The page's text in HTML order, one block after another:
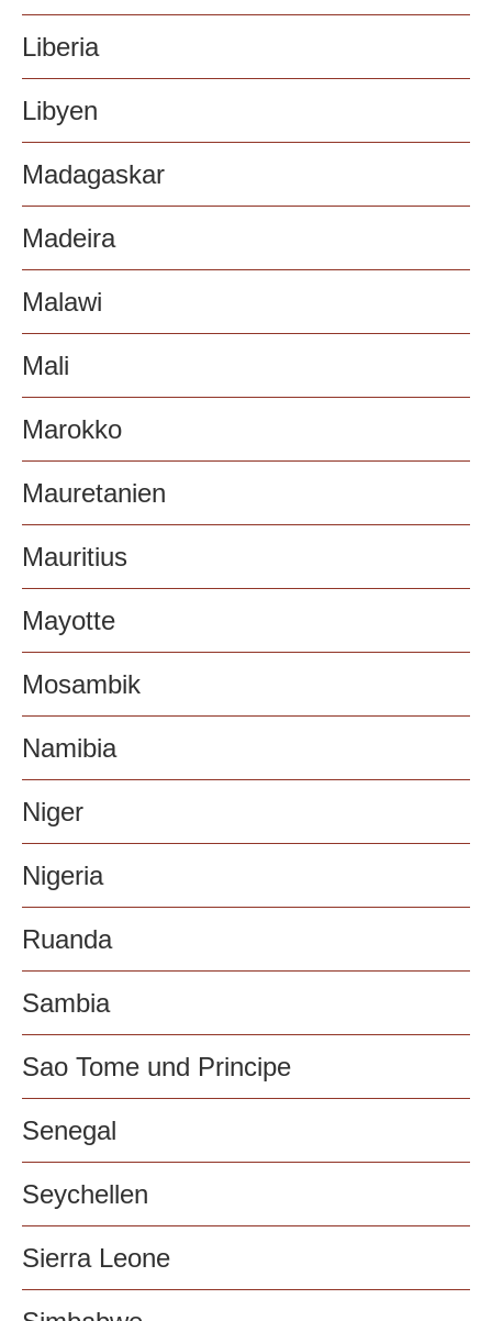
Liberia
Libyen
Madagaskar
Madeira
Malawi
Mali
Marokko
Mauretanien
Mauritius
Mayotte
Mosambik
Namibia
Niger
Nigeria
Ruanda
Sambia
Sao Tome und Principe
Senegal
Seychellen
Sierra Leone